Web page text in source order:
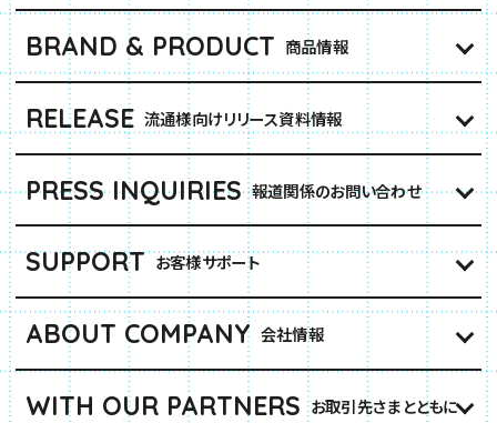
BRAND & PRODUCT 商品情報
RELEASE 流通様向けリリース資料情報
PRESS INQUIRIES 報道関係のお問い合わせ
SUPPORT お客様サポート
ABOUT COMPANY 会社情報
WITH OUR PARTNERS お取引先さまとともに